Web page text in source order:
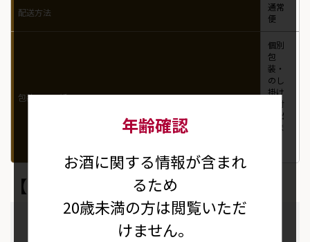
年齢確認
お酒に関する情報が含まれ
るため
20歳未満の方は閲覧いただ
けません。
配送方法
通常
便
包装・のし紙
個別
包
装・
のし
掛け
は対
応出
来ま
【おすすめの飲み方】